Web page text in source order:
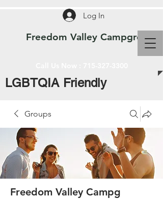
Freedom Valley Campground
Log In
LGBTQIA Friendly
Groups
Freedom Valley Campg